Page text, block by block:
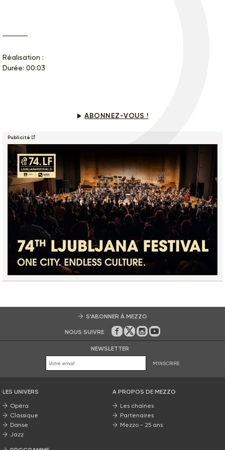
Réalisation :
Durée: 00:03
ABONNEZ-VOUS !
Publicité
S’ABONNER À MEZZO
NOUS SUIVRE Sur Facebook
Sur Twitter
Sur Instagram
Sur Youtube
NEWSLETTER
M'INSCRIRE
LES UNIVERS
Opéra
Classique
Danse
Jazz
A PROPOS DE MEZZO
Les chaînes
Partenaires
Mezzo - 25 ans